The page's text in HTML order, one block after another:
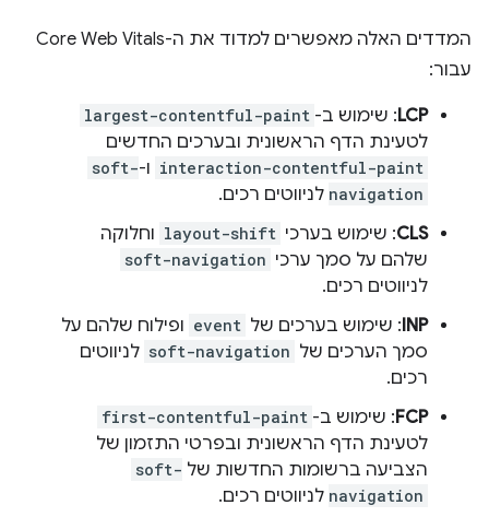
המדדים האלה מאפשרים למדוד את ה-Core Web Vitals
עבור:
LCP: שימוש ב- largest-contentful-paint
לטעינת הדף הראשונית ובערכים החדשים
interaction-contentful-paint ו-soft-
navigation לניווטים רכים.
CLS: שימוש בערכי layout-shift וחלוקה
שלהם על סמך ערכי soft-navigation
לניווטים רכים.
INP: שימוש בערכים של event ופילוח שלהם על
סמך הערכים של soft-navigation לניווטים
רכים.
FCP: שימוש ב- first-contentful-paint
לטעינת הדף הראשונית ובפרטי התזמון של
הצביעה ברשומות החדשות של soft-
navigation לניווטים רכים.